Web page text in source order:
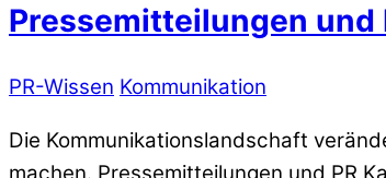
Pressemitteilungen und
PR-Wissen Kommunikation
Die Kommunikationslandschaft
machen. Pressemitteilungen und PR